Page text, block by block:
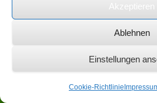
Akzeptieren
Ablehnen
Einstellungen
Cookie-Richtlinie